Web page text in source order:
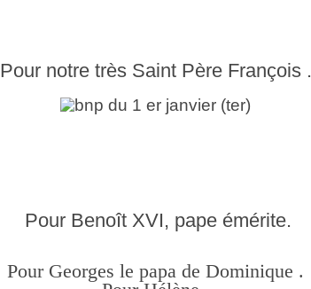
Pour notre très Saint Père François .
Pour Benoît XVI, pape émérite.
Pour Georges le papa de Dominique .